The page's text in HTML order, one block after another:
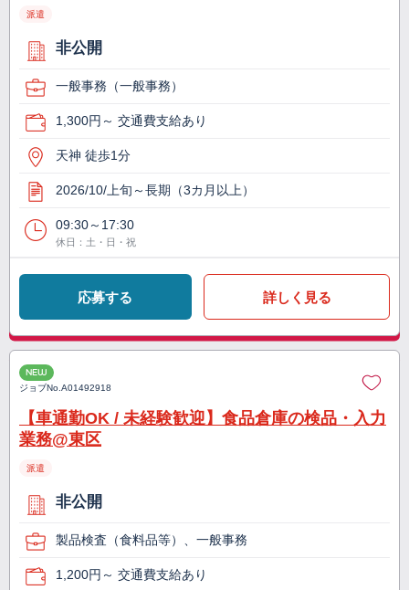
派遣
非公開
一般事務（一般事務）
1,300円～ 交通費支給あり
天神 徒歩1分
2026/10/上旬～長期（3カ月以上）
09:30～17:30
休日：土・日・祝
応募する 詳しく見る
NEW
ジョブNo.A01492918
【車通勤OK / 未経験歓迎】食品倉庫の検品・入力
業務@東区
派遣
非公開
製品検査（食料品等）、一般事務
1,200円～ 交通費支給あり